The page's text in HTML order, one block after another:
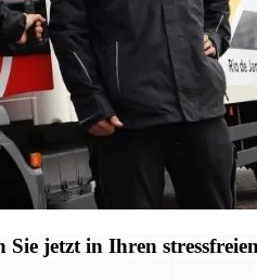
jetzt in Ihren